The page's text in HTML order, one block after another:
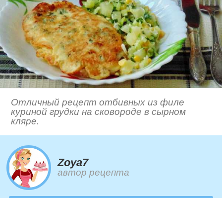
Отличный рецепт отбивных из филе
куриной грудки на сковороде в сырном
кляре.
Zoya7
автор рецепта